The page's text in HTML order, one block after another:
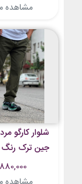
مشاهده
شلوار کارگو
جین ترک
880,000